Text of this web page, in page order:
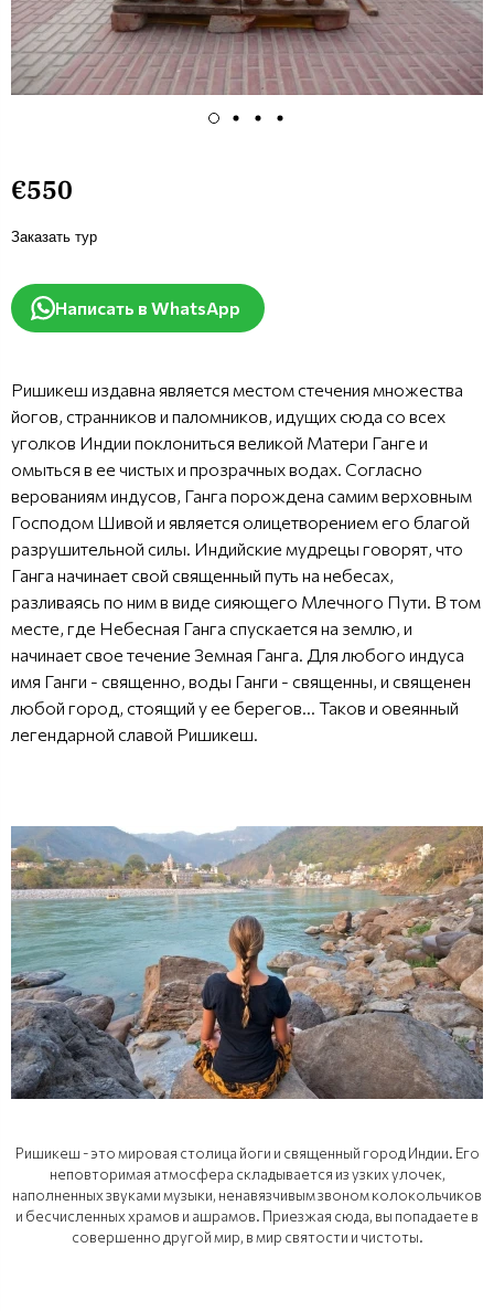
€550
Заказать тур
Написать в WhatsApp
Ришикеш издавна является местом стечения множества
йогов, странников и паломников, идущих сюда со всех
уголков Индии поклониться великой Матери Ганге и
омыться в ее чистых и прозрачных водах. Согласно
верованиям индусов, Ганга порождена самим верховным
Господом Шивой и является олицетворением его благой
разрушительной силы. Индийские мудрецы говорят, что
Ганга начинает свой священный путь на небесах,
разливаясь по ним в виде сияющего Млечного Пути. В том
месте, где Небесная Ганга спускается на землю, и
начинает свое течение Земная Ганга. Для любого индуса
имя Ганги - священно, воды Ганги - священны, и священен
любой город, стоящий у ее берегов... Таков и овеянный
легендарной славой Ришикеш.
Ришикеш - это мировая столица йоги и священный город Индии. Его
неповторимая атмосфера складывается из узких улочек,
наполненных звуками музыки, ненавязчивым звоном колокольчиков
и бесчисленных храмов и ашрамов. Приезжая сюда, вы попадаете в
совершенно другой мир, в мир святости и чистоты.